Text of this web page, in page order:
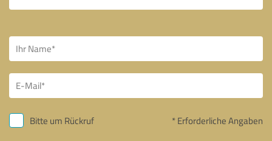
Bitte um Rückruf * Erforderliche Angaben